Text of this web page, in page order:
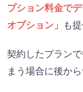
プション料金で
オプション」 も
契約したプラン
まう場合に後か